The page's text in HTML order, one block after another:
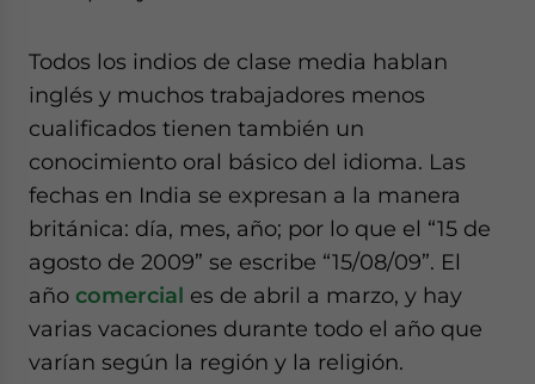
Todos los indios de clase media hablan
inglés y muchos trabajadores menos
cualificados tienen también un
conocimiento oral básico del idioma. Las
fechas en India se expresan a la manera
británica: día, mes, año; por lo que el “15 de
agosto de 2009” se escribe “15/08/09”. El
año comercial es de abril a marzo, y hay
varias vacaciones durante todo el año que
varían según la región y la religión.